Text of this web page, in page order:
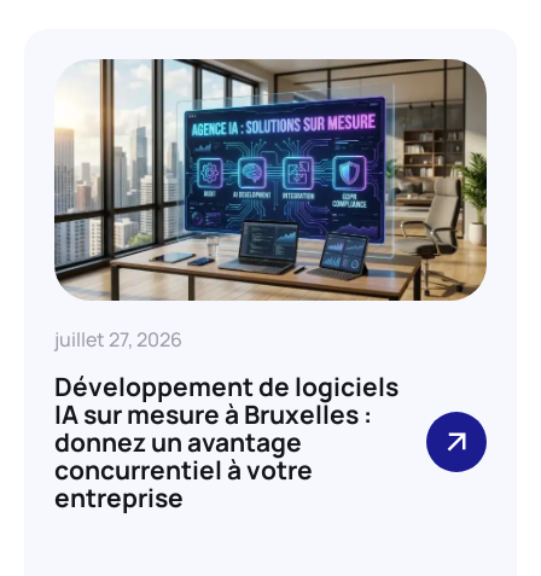
juillet 27, 2026
Développement de logiciels
IA sur mesure à Bruxelles :
donnez un avantage
concurrentiel à votre
entreprise